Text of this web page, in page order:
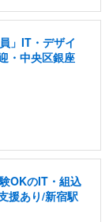
」IT・デザイ
・中央区銀座
OKのIT・組込
援あり/新宿駅